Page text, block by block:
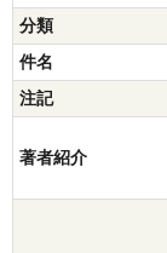
分類
件名
注記
著者紹介